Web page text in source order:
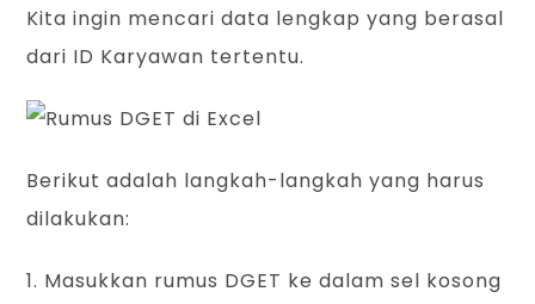
Kita ingin mencari data lengkap yang berasal
dari ID Karyawan tertentu.
Berikut adalah langkah-langkah yang harus
dilakukan:
1. Masukkan rumus DGET ke dalam sel kosong